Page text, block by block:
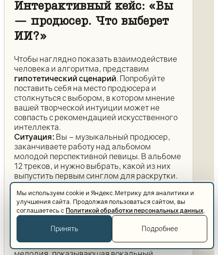
Интерактивный кейс: «Вы
— продюсер. Что выберет
ИИ?»
Чтобы наглядно показать взаимодействие
человека и алгоритма, представим
гипотетический сценарий. Попробуйте
поставить себя на место продюсера и
столкнуться с выбором, в котором мнение
вашей творческой интуиции может не
совпасть с рекомендацией искусственного
интеллекта.
Ситуация: Вы – музыкальный продюсер,
заканчиваете работу над альбомом
молодой перспективной певицы. В альбоме
12 треков, и нужно выбрать, какой из них
выпустить первым синглом для раскрутки.
От этого выбора зависит, зацепит ли
артистка широкую аудиторию с самого
старта.
Ваш взгляд:Вам лично больше всего
нравится эмоциональная баллада под
названием«Осколки сна»
. В ней глубокий
автобиографический текст и красивая
Мы используем cookie и Яндекс.Метрику для аналитики и
улучшения сайта. Продолжая пользоваться сайтом, вы
соглашаетесь с Политикой обработки персональных данных.
Принять Подробнее